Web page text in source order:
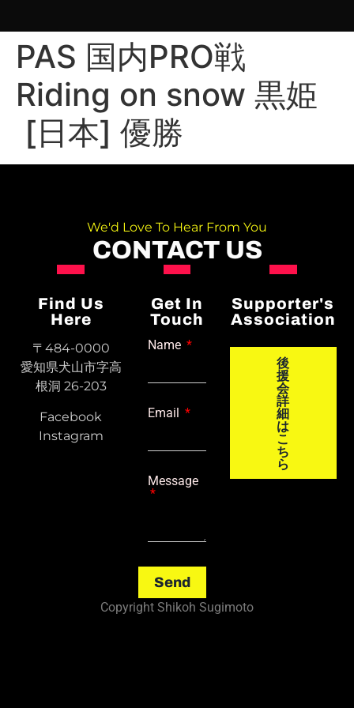
PAS 国内PRO戦
Riding on snow 黒姫
[日本] 優勝
We'd Love To Hear From You
CONTACT US
Find Us
Here
〒484-0000
愛知県犬山市字高
根洞 26-203
Facebook
Instagram
Get In
Touch
Name
Email
Message
Send
Supporter's
Association
後
援
会
詳
細
は
こ
ち
ら
Copyright Shikoh Sugimoto